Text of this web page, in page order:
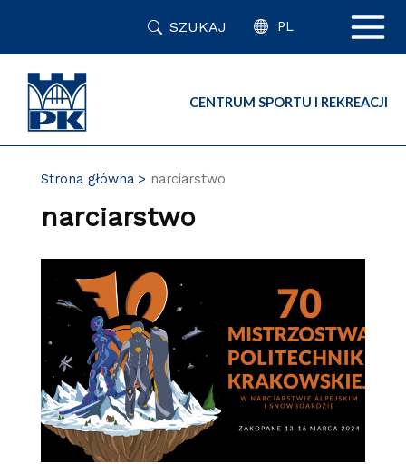
SZUKAJ PL
CENTRUM SPORTU I REKREACJI
Strona główna narciarstwo
narciarstwo